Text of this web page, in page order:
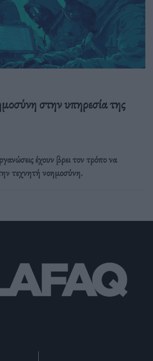
στην υπηρεσία της
έχουν βρει τον τρόπο να
τεχνητή νοημοσύνη.